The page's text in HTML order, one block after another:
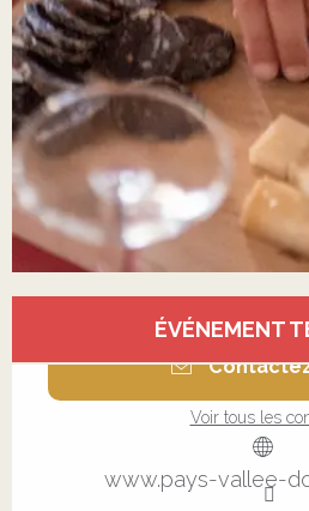
ÉVÉNEMENT
Voir tous les
www.pays-vallee-